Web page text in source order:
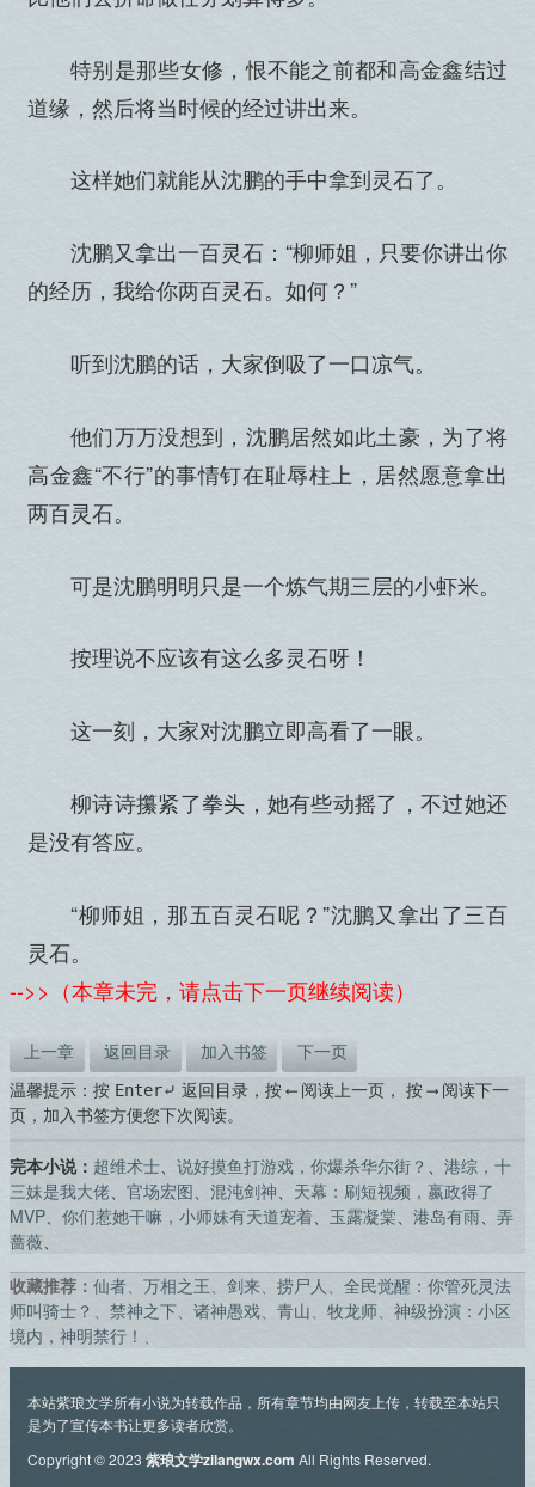
特别是那些女修，恨不能之前都和高金鑫结过
道缘，然后将当时候的经过讲出来。
这样她们就能从沈鹏的手中拿到灵石了。
沈鹏又拿出一百灵石：“柳师姐，只要你讲出你
的经历，我给你两百灵石。如何？”
听到沈鹏的话，大家倒吸了一口凉气。
他们万万没想到，沈鹏居然如此土豪，为了将
高金鑫“不行”的事情钉在耻辱柱上，居然愿意拿出
两百灵石。
可是沈鹏明明只是一个炼气期三层的小虾米。
按理说不应该有这么多灵石呀！
这一刻，大家对沈鹏立即高看了一眼。
柳诗诗攥紧了拳头，她有些动摇了，不过她还
是没有答应。
“柳师姐，那五百灵石呢？”沈鹏又拿出了三百
灵石。
-->>（本章未完，请点击下一页继续阅读）
上一章 返回目录 加入书签
下一页
温馨提示：按 Enter⤶ 返回目录，按⟵阅读上一页， 按⟶阅读下一
页，加入书签方便您下次阅读。
完本小说： 超维术士、 说好摸鱼打游戏，你爆杀华尔街？ 、 港综，十
三妹是我大佬、 官场宏图、 混沌剑神、 天幕：刷短视频，嬴政得了
MVP、 你们惹她干嘛，小师妹有天道宠着、 玉露凝棠、 港岛有雨、 弄
蔷薇、
收藏推荐： 仙者、 万相之王、 剑来、 捞尸人 、 全民觉醒：你管死灵法
师叫骑士？ 、 禁神之下、 诸神愚戏、 青山、 牧龙师、 神级扮演：小区
境内，神明禁行！ 、
本站紫琅文学所有小说为转载作品，所有章节均由网友上传，转载至本站只
是为了宣传本书让更多读者欣赏。
Copyright © 2023 紫琅文学zilangwx.com All Rights Reserved.